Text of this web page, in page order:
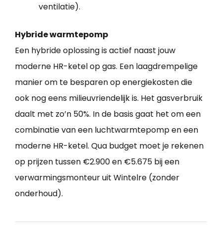
ventilatie).
Hybride warmtepomp
Een hybride oplossing is actief naast jouw
moderne HR-ketel op gas. Een laagdrempelige
manier om te besparen op energiekosten die
ook nog eens milieuvriendelijk is. Het gasverbruik
daalt met zo’n 50%. In de basis gaat het om een
combinatie van een luchtwarmtepomp en een
moderne HR-ketel. Qua budget moet je rekenen
op prijzen tussen €2.900 en €5.675 bij een
verwarmingsmonteur uit Wintelre (zonder
onderhoud).